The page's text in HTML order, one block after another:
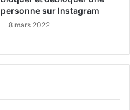
personne sur Instagram
8 mars 2022